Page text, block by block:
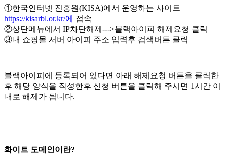
①한국인터넷 진흥원(KISA)에서 운영하는 사이트
https://kisarbl.or.kr/에 접속
②상단메뉴에서 IP차단해제--->블랙아이피 해제요청 클릭
③내 쇼핑몰 서버 아이피 주소 입력후 검색버튼 클릭
블랙아이피에 등록되어 있다면 아래 해제요청 버튼을 클릭한
후 해당 양식을 작성한후 신청 버튼을 클릭해 주시면 1시간 이
내로 해제가 됩니다.
화이트 도메인이란?